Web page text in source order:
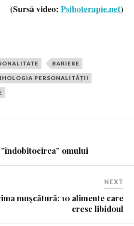
(Sursă video:Psihoterapie.net)
BARIERE
PERSONALITĂȚII
omului
NEXT
muşcătură: 10 alimente care
cresc libidoul